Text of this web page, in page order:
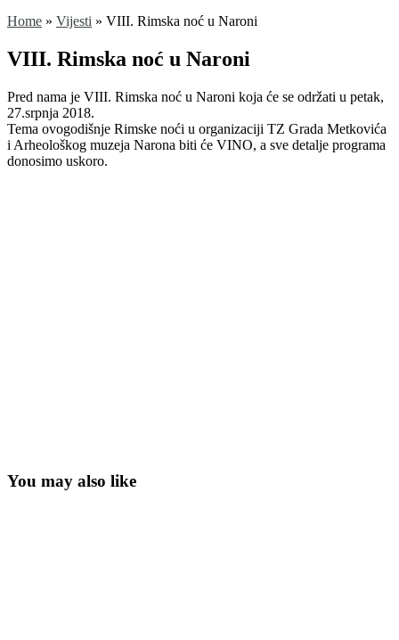
Home » Vijesti » VIII. Rimska noć u Naroni
VIII. Rimska noć u Naroni
Pred nama je VIII. Rimska noć u Naroni koja će se održati u petak,
27.srpnja 2018.
Tema ovogodišnje Rimske noći u organizaciji TZ Grada Metkovića
i Arheološkog muzeja Narona biti će VINO, a sve detalje programa
donosimo uskoro.
You may also like